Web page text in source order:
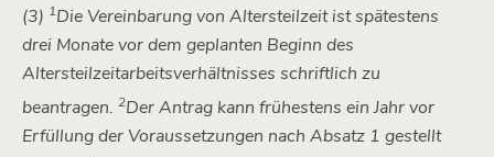
(3) 1Die Vereinbarung von Altersteilzeit ist spätestens
drei Monate vor dem geplanten Beginn des
Altersteilzeitarbeitsverhältnisses schriftlich zu
beantragen. 2Der Antrag kann frühestens ein Jahr vor
Erfüllung der Voraussetzungen nach Absatz 1 gestellt